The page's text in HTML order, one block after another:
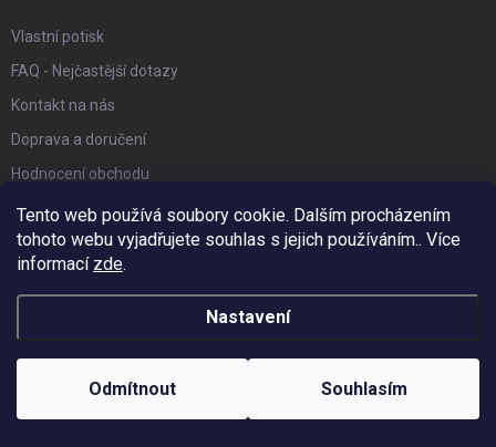
Tento web používá soubory cookie. Dalším procházením
tohoto webu vyjadřujete souhlas s jejich používáním.. Více
informací zde.
Nastavení
Odmítnout Souhlasím
Vlastní potisk
FAQ - Nejčastější dotazy
Kontakt na nás
Doprava a doručení
Hodnocení obchodu
Reklamace a vrácení zboží
Obchodní podmínky
Podmínky ochrany osobních údajů
Náš Blog